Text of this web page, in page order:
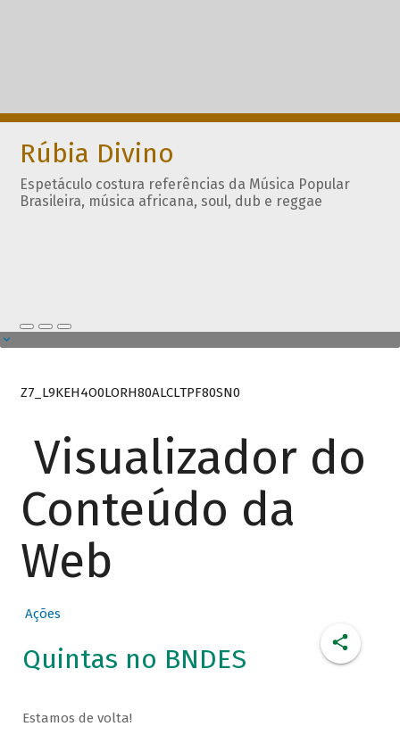
Rúbia Divino
Espetáculo costura referências da Música Popular
Brasileira, música africana, soul, dub e reggae
Z7_L9KEH4O0LORH80ALCLTPF80SN0
Visualizador do
Conteúdo da
Web
Ações
Quintas no BNDES
Estamos de volta!